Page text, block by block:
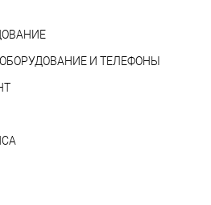
И ТЕЛЕФОНЫ